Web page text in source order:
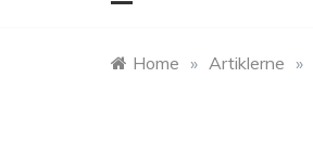
Home » Artiklerne »